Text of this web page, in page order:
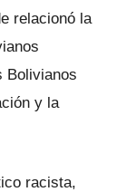
relacionó la
Bolivianos
y la
racista,